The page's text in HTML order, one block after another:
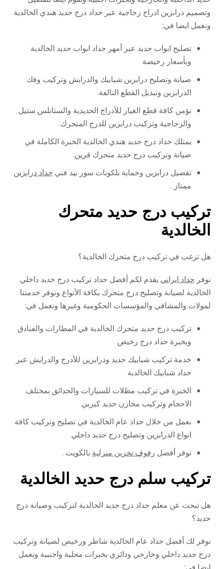
وتصميم درابزين ادراج زجاجية عبر حداد درج حديد هندي الخالدية
ونعمل ايضا في:
تصليح ابواب حديد عبر أمهر حداد ابواب حديد الخالدية
وبأسعار رخيصة
صيانة وتصليح درابزين شبابيك والدرايش وتركيب وفك
الدرابزين وتبديل القطع التالفة.
نؤمن كافة قطع الغيار للأدراج الحديدية والستانلس ستيل
والزجاجية وتركيب درابزين للدرج المتحرك.
يمتلك حداد درج حديد هندي الخالدية الخبرة الكاملة في
صيانة وتركيب درج حديد متحرك قرين.
تفصيل درابزين وحماية بلكونات سور بيد فني حداد درابزين
ممتاز .
تركيب درج حديد متحرك
الخالدية
هل ترغب في تركيب درج متحرك الخالدية؟
نوفر حداد ايراني يقدم لكم أفضل حداد تركيب درج حديد داخلي
الخالدية لصيانة وتصليح درج متحرك بكافة الأنواع ونوفر خدمتنا
لمولات والمشافي والمؤسسات الحكومية وغيرها ونعمل في:
تركيب درج حديد متحرك الخالدية في المطارات والفنادق
وبخبرة حداد درج رخيص
خدمة تركيب شبابيك حديد ودرابزين للأدرج والدرايش عبر
حداد شبابيك الخالدية
الخبرة في تركيب مظلات للسيارات والحدائق بمختلف
الاحجام وتركيب مخازن حديد كيربي
نعمل من خلال حداد عام الخالدية في تصليح وتركيب كافة
انواع الدرابزين وتصليح درج حديد داخلي
نوفر أفضل رفوف تخزين منزلية بالكويت .
تركيب سلم درج حديد الخالدية
هل تبحث عن معلم حداد درج حديد الخالدية لتركيب وصيانة درج
حديد؟
نوفر لك أفضل حداد عام الخالدية شاطر ورخيص لصيانة وتركيب
درج حديد داخلي وخارجي ودائري بخبرات محلية واجنبية ونعمل